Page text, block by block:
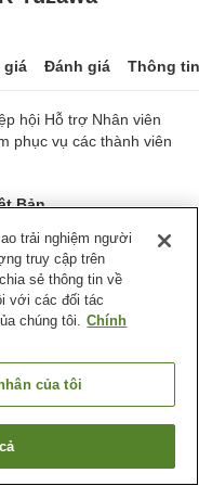
giá Đánh giá Thông
hội Hỗ trợ Nhân viên
phục vụ các thành viên
Bản
trải nghiệm người
truy cập trên
sẻ thông tin về
với các đối tác
chúng tôi. Chính
của tôi